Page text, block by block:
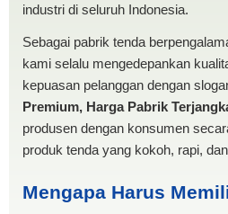
industri di seluruh Indonesia.
Sebagai pabrik tenda
kami selalu mengedepankan
kepuasan pelanggan dengan
Premium, Harga Pabrik
produsen dengan konsumen
produk tenda yang kokoh, rapi,
Mengapa Harus